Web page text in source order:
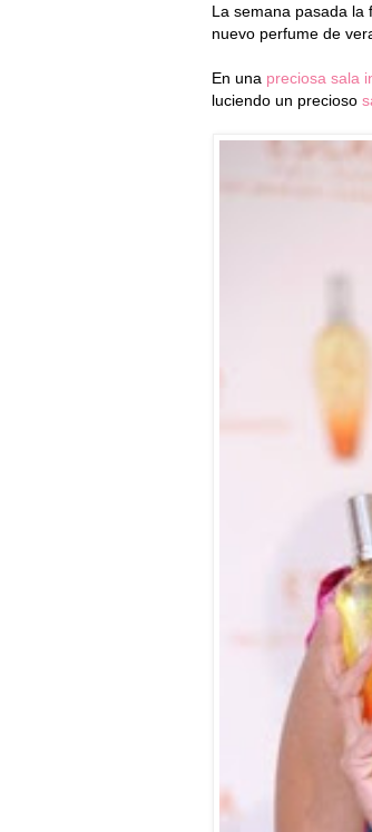
La semana pasada la
nuevo perfume de
En una preciosa sala
luciendo un precioso